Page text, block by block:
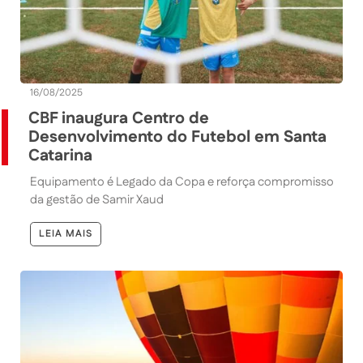
16/08/2025
CBF inaugura Centro de
Desenvolvimento do Futebol em Santa
Catarina
Equipamento é Legado da Copa e reforça compromisso
da gestão de Samir Xaud
LEIA MAIS